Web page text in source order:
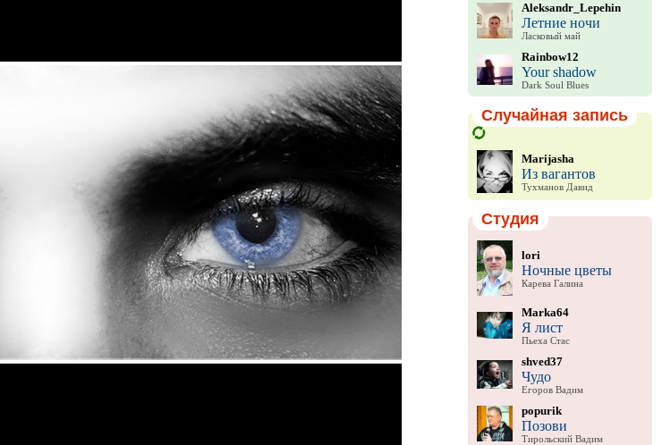
Aleksandr_Lepehin
Летние ночи
Ласковый май
Rainbow12
Your shadow
Dark Soul Blues
Случайная запись
Marijasha
Из вагантов
Тухманов Давид
Студия
lori
Ночные цветы
Карева Галина
Marka64
Я лист
Пьеха Стас
shved37
Чудо
Егоров Вадим
popurik
Позови
Тирольский Вадим